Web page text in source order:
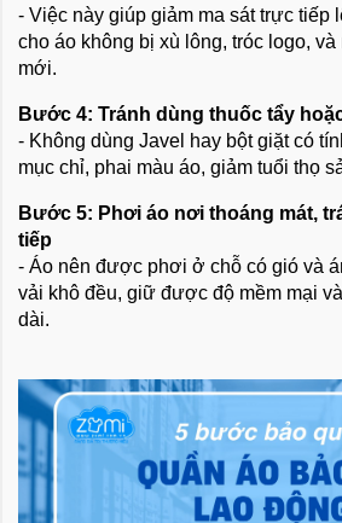
- Việc này giúp giảm ma sát trực tiếp
cho áo không bị xù lông, tróc logo,
mới.
Bước 4: Tránh dùng thuốc tẩy
- Không dùng Javel hay bột giặt có
mục chỉ, phai màu áo, giảm tuổi thọ
Bước 5: Phơi áo nơi thoáng mát,
tiếp
- Áo nên được phơi ở chỗ có gió và
vải khô đều, giữ được độ mềm mại
dài.